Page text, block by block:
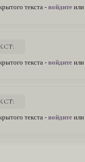
текста - войдите или
текста - войдите или
текста - войдите или